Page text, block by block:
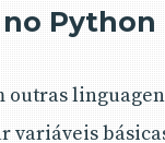
Python
outras
variáveis